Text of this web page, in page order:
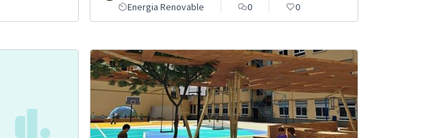
Energia Renovable
0 0